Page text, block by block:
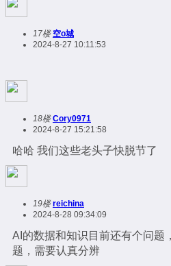
17楼 空o城
2024-8-27 10:11:53
18楼 Cory0971
2024-8-27 15:21:58
哈哈 我们这些老头子快脱节了
19楼 reichina
2024-8-28 09:34:09
AI的数据和知识目前还有个问题
题，需要认真分辨